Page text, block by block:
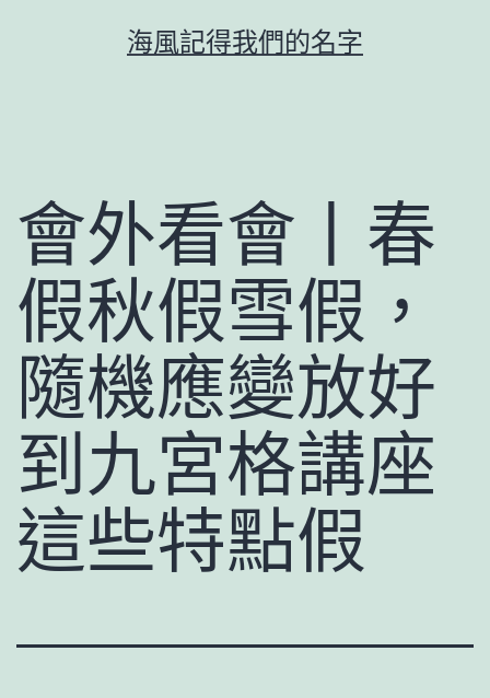
海風記得我們的名字
會外看會丨春
假秋假雪假，
隨機應變放好
到九宮格講座
這些特點假